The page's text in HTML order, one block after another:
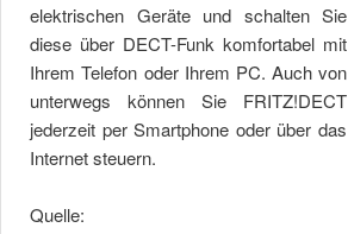
elektrischen Geräte und schalten Sie
diese über DECT-Funk komfortabel mit
Ihrem Telefon oder Ihrem PC. Auch von
unterwegs können Sie FRITZ!DECT
jederzeit per Smartphone oder über das
Internet steuern.
Quelle: